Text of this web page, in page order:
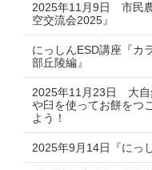
2025年11月9日 市民
空交流会2025』
にっしんESD講座『カ
部丘陵編』
2025年11月23日 大自
や臼を使ってお餅をつ
よう！
2025年9月14日『にっ